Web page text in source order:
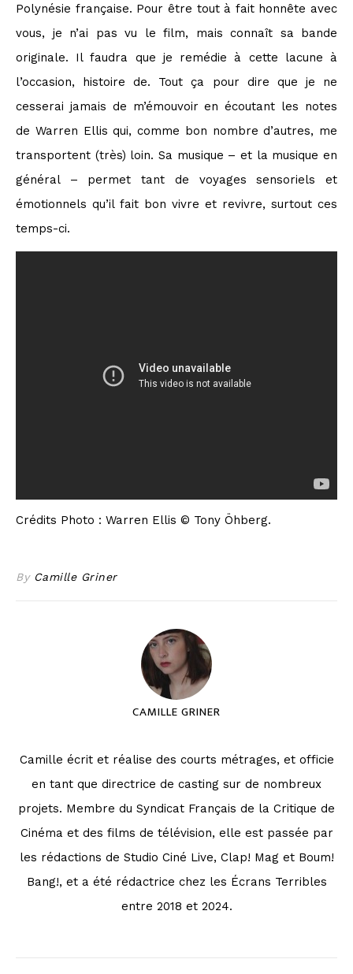
Polynésie française. Pour être tout à fait honnête avec
vous, je n’ai pas vu le film, mais connaît sa bande
originale. Il faudra que je remédie à cette lacune à
l’occasion, histoire de. Tout ça pour dire que je ne
cesserai jamais de m’émouvoir en écoutant les notes
de Warren Ellis qui, comme bon nombre d’autres, me
transportent (très) loin. Sa musique – et la musique en
général – permet tant de voyages sensoriels et
émotionnels qu’il fait bon vivre et revivre, surtout ces
temps-ci.
Crédits Photo : Warren Ellis © Tony Öhberg.
By Camille Griner
CAMILLE GRINER
Camille écrit et réalise des courts métrages, et officie
en tant que directrice de casting sur de nombreux
projets. Membre du Syndicat Français de la Critique de
Cinéma et des films de télévision, elle est passée par
les rédactions de Studio Ciné Live, Clap! Mag et Boum!
Bang!, et a été rédactrice chez les Écrans Terribles
entre 2018 et 2024.